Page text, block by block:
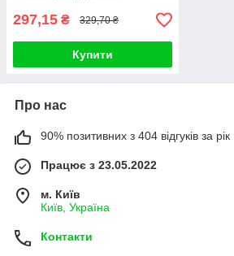
297,15 ₴ 329,70 ₴
Купити
Про нас
90% позитивних з 404 відгуків за рік
Працює з 23.05.2022
м. Київ
Київ, Україна
Контакти